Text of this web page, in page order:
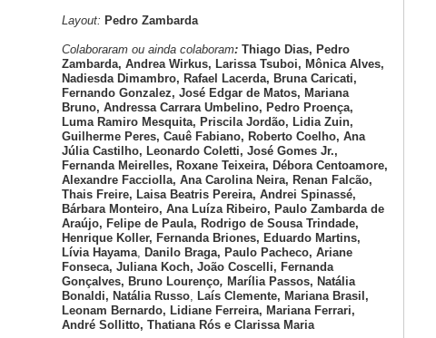
Layout: Pedro Zambarda
Colaboraram ou ainda colaboram: Thiago Dias, Pedro
Zambarda, Andrea Wirkus, Larissa Tsuboi, Mônica Alves,
Nadiesda Dimambro, Rafael Lacerda, Bruna Caricati,
Fernando Gonzalez, José Edgar de Matos, Mariana
Bruno, Andressa Carrara Umbelino, Pedro Proença,
Luma Ramiro Mesquita, Priscila Jordão, Lidia Zuin,
Guilherme Peres, Cauê Fabiano, Roberto Coelho, Ana
Júlia Castilho, Leonardo Coletti, José Gomes Jr.,
Fernanda Meirelles, Roxane Teixeira, Débora Centoamore,
Alexandre Facciolla, Ana Carolina Neira, Renan Falcão,
Thais Freire, Laisa Beatris Pereira, Andrei Spinassé,
Bárbara Monteiro, Ana Luíza Ribeiro, Paulo Zambarda de
Araújo, Felipe de Paula, Rodrigo de Sousa Trindade,
Henrique Koller, Fernanda Briones, Eduardo Martins,
Lívia Hayama, Danilo Braga, Paulo Pacheco, Ariane
Fonseca, Juliana Koch, João Coscelli, Fernanda
Gonçalves, Bruno Lourenço, Marília Passos, Natália
Bonaldi, Natália Russo, Laís Clemente, Mariana Brasil,
Leonam Bernardo, Lidiane Ferreira, Mariana Ferrari,
André Sollitto, Thatiana Rós e Clarissa Maria